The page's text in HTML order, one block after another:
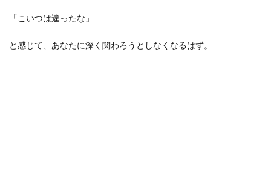
「こいつは違ったな」
と感じて、あなたに深く関わろうとしなくなるはず。